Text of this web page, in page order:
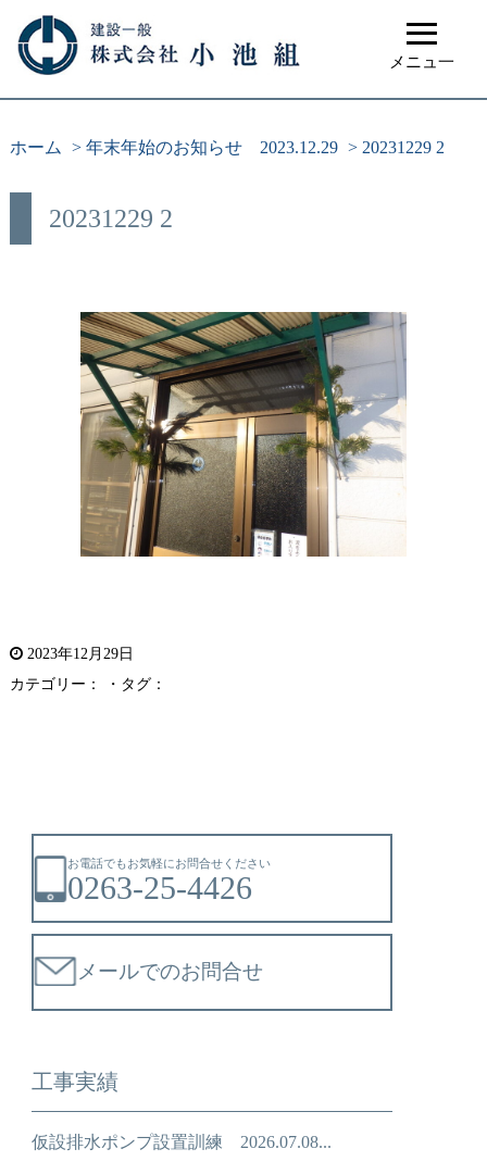
≡
メニュ一
ホーム > 年末年始のお知らせ 2023.12.29 > 20231229 2
20231229 2
2023年12月29日
カテゴリー： ・タグ：
お電話でもお気軽にお問合せください
0263-25-4426
メールでのお問合せ
工事実績
仮設排水ポンプ設置訓練 2026.07.08...